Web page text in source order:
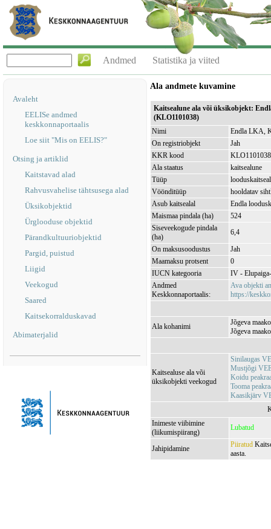
Andmed Statistika ja viited
Avaleht
EELISe andmed
keskkonnaportaalis
Loe siit "Mis on EELIS?"
Otsing ja artiklid
Kaitstavad alad
Rahvusvahelise tähtsusega alad
Üksikobjektid
Ürglooduse objektid
Pärandkultuuriobjektid
Pargid, puistud
Liigid
Veekogud
Saared
Kaitsekorralduskavad
Abimaterjalid
Ala andmete kuvamine
Kaitsealune ala või üksikobjekt:
(KLO1101038)
Nimi
Endla LKA,
On registriobjekt
Jah
KKR kood
KLO1101038
Ala staatus
kaitsealune
Tüüp
Vöönditüüp
hooldatav
Asub kaitsealal
Endla
Maismaa pindala (ha)
524
Siseveekogude pindala
(ha)
6,4
On maksusoodustus
Jah
Maamaksu protsent
0
IUCN kategooria
IV -
Andmed
Keskkonnaportaalis:
Ava objekti
https://
Ala kohanimi
Jõgeva
Jõgeva
Kaitsealuse ala või
üksikobjekti veekogud
Sinilaugas
Mustjõgi
Koidu
Tooma
Kaasikjärv
Inimeste viibimine
(liikumispiirang)
Lubatud
Jahipidamine Piiratud
aasta.